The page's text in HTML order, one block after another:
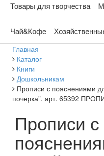
Товары для творчества
Чай&Кофе
Главная
Каталог
Книги
Дошкольникам
Прописи с пояснениями
почерка". арт. 65392
Прописи с